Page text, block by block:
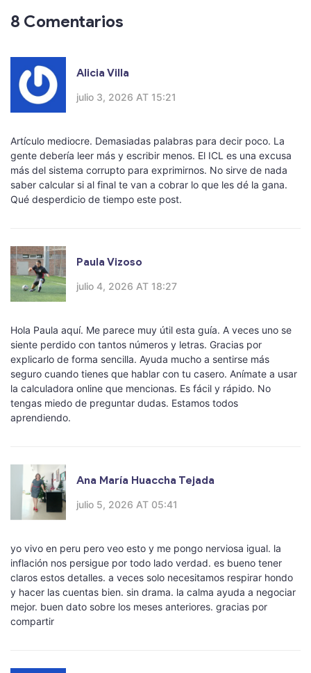
8 Comentarios
Alicia Villa
julio 3, 2026 AT 15:21
Artículo mediocre. Demasiadas palabras para decir poco. La
gente debería leer más y escribir menos. El ICL es una excusa
más del sistema corrupto para exprimirnos. No sirve de nada
saber calcular si al final te van a cobrar lo que les dé la gana.
Qué desperdicio de tiempo este post.
Paula Vizoso
julio 4, 2026 AT 18:27
Hola Paula aquí. Me parece muy útil esta guía. A veces uno se
siente perdido con tantos números y letras. Gracias por
explicarlo de forma sencilla. Ayuda mucho a sentirse más
seguro cuando tienes que hablar con tu casero. Anímate a usar
la calculadora online que mencionas. Es fácil y rápido. No
tengas miedo de preguntar dudas. Estamos todos
aprendiendo.
Ana María Huaccha Tejada
julio 5, 2026 AT 05:41
yo vivo en peru pero veo esto y me pongo nerviosa igual. la
inflación nos persigue por todo lado verdad. es bueno tener
claros estos detalles. a veces solo necesitamos respirar hondo
y hacer las cuentas bien. sin drama. la calma ayuda a negociar
mejor. buen dato sobre los meses anteriores. gracias por
compartir